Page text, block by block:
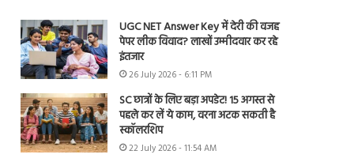
UGC NET Answer Key में देरी की वजह
पेपर लीक विवाद? लाखों उम्मीदवार कर रहे
इंतजार
26 July 2026 - 6:11 PM
SC छात्रों के लिए बड़ा अपडेट! 15 अगस्त से
पहले कर लें ये काम, वरना अटक सकती है
स्कॉलरशिप
22 July 2026 - 11:54 AM